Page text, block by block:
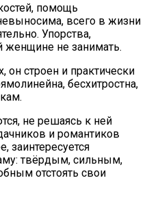
помощь
всего в жизни
Упорства,
женщине не занимать.
он строен и практически
бесхитростна,
не решаясь к ней
и романтиков
заинтересуется
твёрдым, сильным,
отстоять свои